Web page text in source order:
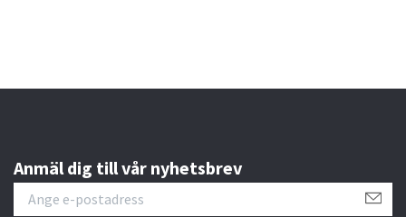
Anmäl dig till vår nyhetsbrev